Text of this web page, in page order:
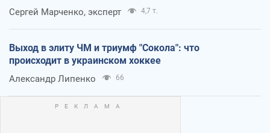
Сергей Марченко, эксперт 4,7 т.
Выход в элиту ЧМ и триумф "Сокола": что
происходит в украинском хоккее
Александр Липенко 66